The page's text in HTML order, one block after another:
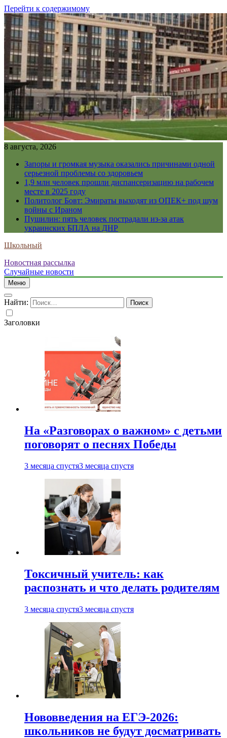
Перейти к содержимому
8 августа, 2026
Запоры и громкая музыка оказались причинами одной
серьезной проблемы со здоровьем
1,9 млн человек прошли диспансеризацию на рабочем
месте в 2025 году
Политолог Бовт: Эмираты выходят из ОПЕК+ под шум
войны с Ираном
Пушилин: пять человек пострадали из-за атак
украинских БПЛА на ДНР
Школьный
Новостная рассылка
Случайные новости
Меню
Найти:
Заголовки
На «Разговорах о важном» с детьми
поговорят о песнях Победы
3 месяца спустя3 месяца спустя
Токсичный учитель: как
распознать и что делать родителям
3 месяца спустя3 месяца спустя
Нововведения на ЕГЭ-2026:
школьников не будут досматривать